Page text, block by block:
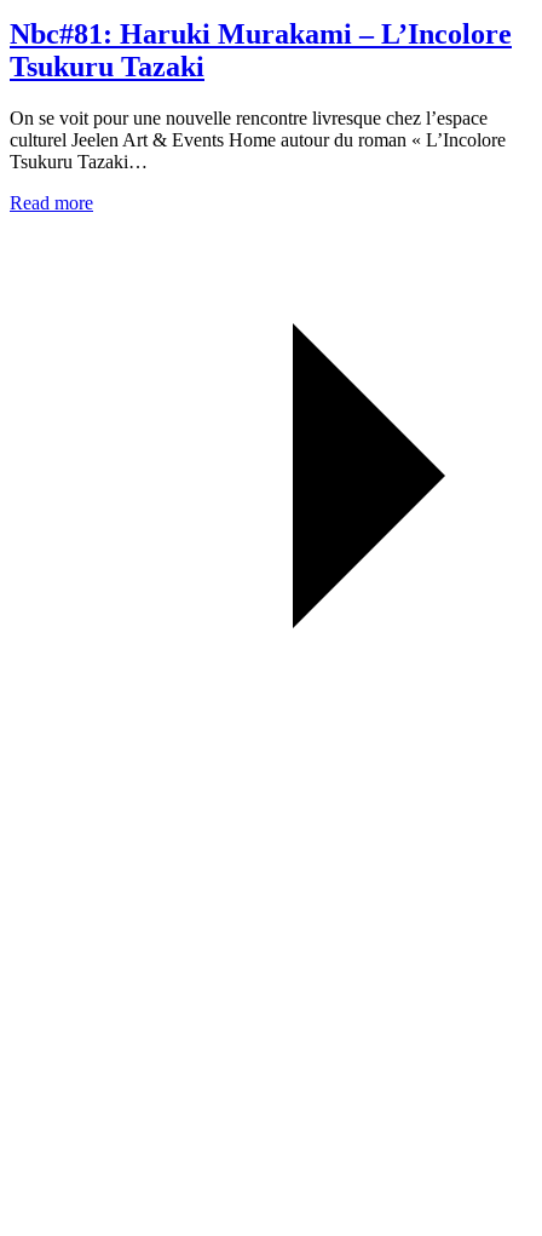
Nbc#81: Haruki Murakami – L’Incolore
Tsukuru Tazaki
On se voit pour une nouvelle rencontre livresque chez l’espace
culturel Jeelen Art & Events Home autour du roman « L’Incolore
Tsukuru Tazaki…
Read more